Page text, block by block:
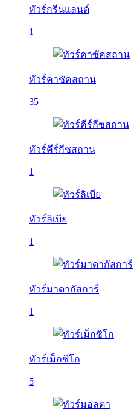
ทัวร์กรีนแลนด์
1
ทัวร์คาซัคสถาน
35
ทัวร์คีร์กีซสถาน
1
ทัวร์ลิเบีย
1
ทัวร์มาดากัสการ์
1
ทัวร์เม็กซิโก
5